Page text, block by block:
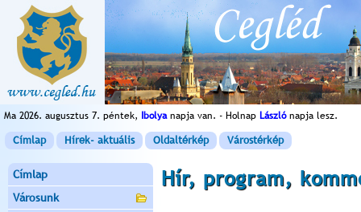
Ma 2026. augusztus 7. péntek, Ibolyanapja van. - Holnap Lászlónapja lesz.
Címlap Hírek- aktuális Oldaltérkép Várostérkép
Címlap
Városunk
Hír, program,